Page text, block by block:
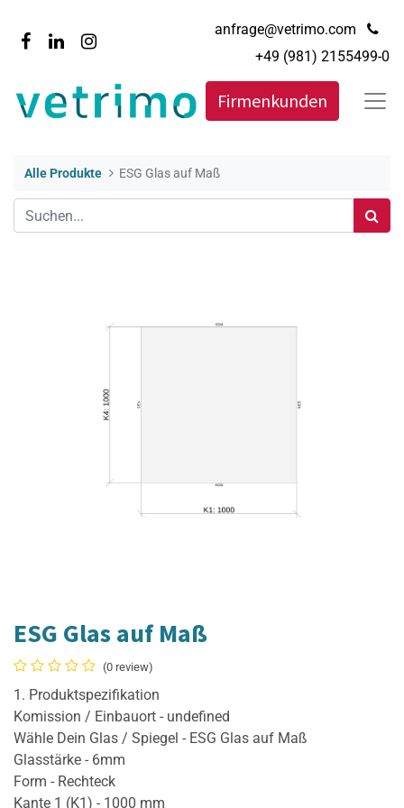
anfrage@vetrimo.com
+49 (981) 2155499-0
Firmenkunden
Alle Produkte ESG Glas auf Maß
ESG Glas auf Maß
(0 review)
1. Produktspezifikation
Komission / Einbauort - undefined
Wähle Dein Glas / Spiegel - ESG Glas auf Maß
Glasstärke - 6mm
Form - Rechteck
Kante 1 (K1) - 1000 mm